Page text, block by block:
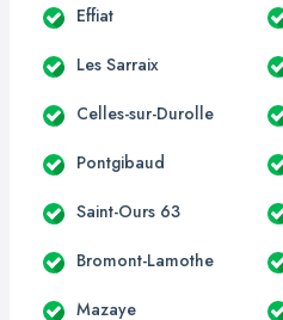
Effiat
Les Sarraix
Celles-sur-Durolle
Pontgibaud
Saint-Ours 63
Bromont-Lamothe
Mazaye